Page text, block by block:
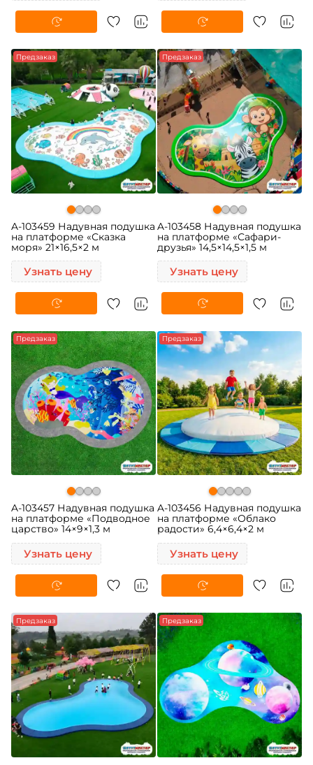
Предзаказ
A-103459 Надувная подушка
на платформе «Сказка
моря» 21×16,5×2 м
Узнать цену
Предзаказ
A-103458 Надувная подушка
на платформе «Сафари-
друзья» 14,5×14,5×1,5 м
Узнать цену
Предзаказ
A-103457 Надувная подушка
на платформе «Подводное
царство» 14×9×1,3 м
Узнать цену
Предзаказ
A-103456 Надувная подушка
на платформе «Облако
радости» 6,4×6,4×2 м
Узнать цену
Предзаказ Предзаказ